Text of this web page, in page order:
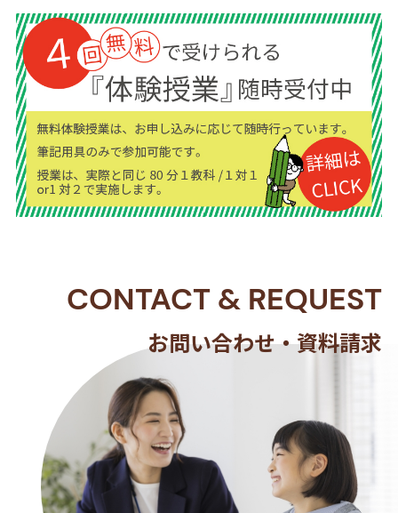
CONTACT & REQUEST
お問い合わせ・資料請求